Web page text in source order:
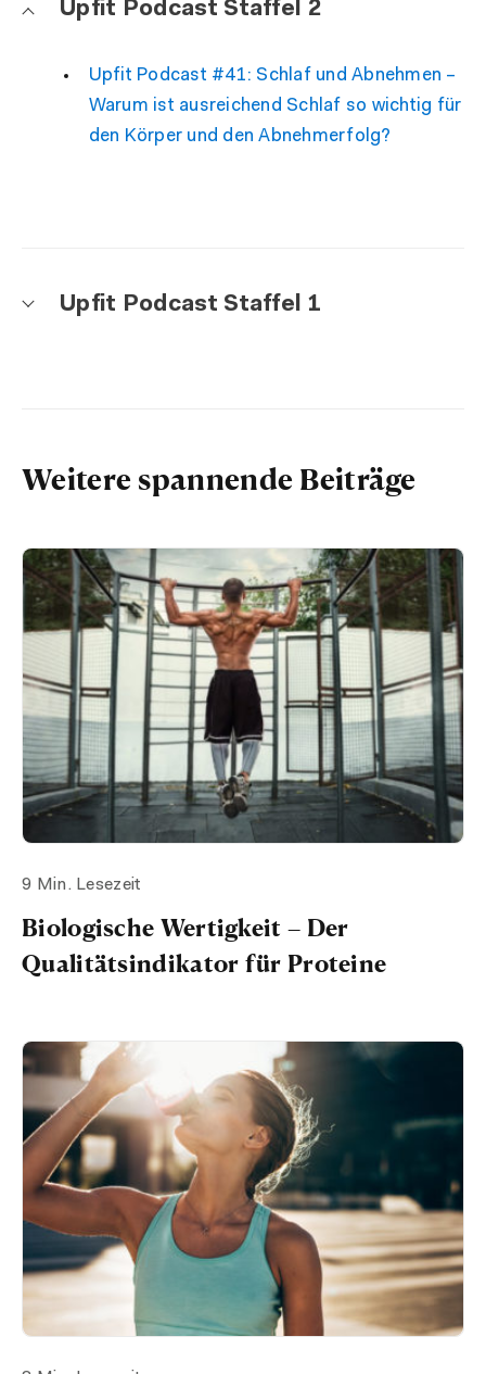
Upfit Podcast Staffel 2
Upfit Podcast #41: Schlaf und Abnehmen –
Warum ist ausreichend Schlaf so wichtig für
den Körper und den Abnehmerfolg?
Upfit Podcast Staffel 1
Weitere spannende Beiträge
Biologische Wertigkeit – Der
Qualitätsindikator für Proteine
9 Min. Lesezeit